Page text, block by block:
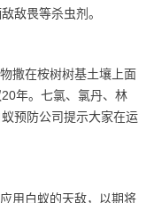
敌畏等杀虫剂。
撒在桉树树基土壤上面
20年。七氯、氯丹、林
预防公司提示大家在运
用 白蚁的天敌，以期将